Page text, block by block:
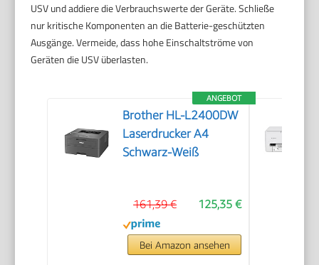
USV und addiere die Verbrauchswerte der Geräte. Schließe
nur kritische Komponenten an die Batterie-geschützten
Ausgänge. Vermeide, dass hohe Einschaltströme von
Geräten die USV überlasten.
ANGEBOT
Brother HL-L2400DW
Laserdrucker A4
Schwarz-Weiß
125,35 €
161,39 €
Bei Amazon ansehen